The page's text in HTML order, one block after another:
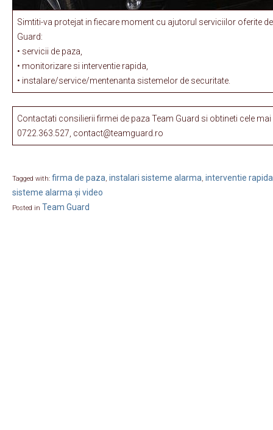
Simtiti-va protejat in fiecare moment cu ajutorul serviciilor oferite
Guard:
• servicii de paza,
• monitorizare si interventie rapida,
• instalare/service/mentenanta sistemelor de securitate.
Contactati consilierii firmei de paza Team Guard si obtineti cele
0722.363.527, contact@teamguard.ro
Tagged with: firma de paza, instalari sisteme alarma, interventie rapida
sisteme alarma și video
Posted in Team Guard